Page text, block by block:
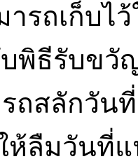
รถเก็บไ
พิธีรับขวั
ถสลักวัน
ห้ลืมวันที่